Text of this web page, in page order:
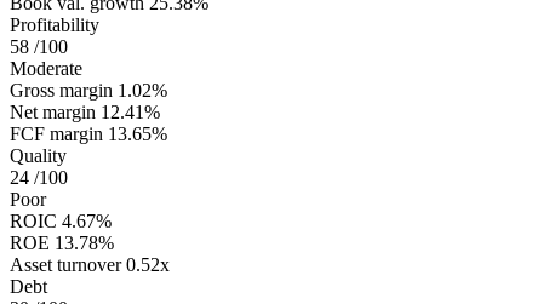
Profitability
58 /100
Moderate
Gross margin 1.02%
Net margin 12.41%
FCF margin 13.65%
Quality
24 /100
Poor
ROIC 4.67%
ROE 13.78%
Asset turnover 0.52x
Debt